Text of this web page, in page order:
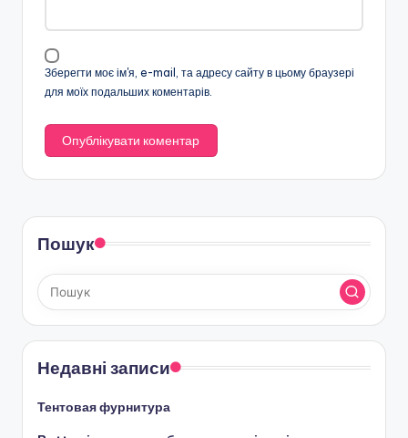
Зберегти моє ім'я, e-mail, та адресу сайту в цьому браузері
для моїх подальших коментарів.
Пошук
Недавні записи
Тентовая фурнитура